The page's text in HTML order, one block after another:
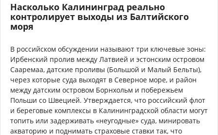
Насколько Калининград реально
контролирует выходы из Балтийского
моря
В российском обсуждении называют три ключевые зоны:
Ирбенский пролив между Латвией и эстонским островом
Сааремаа, датские проливы (Большой и Малый Бельты),
через которые суда выходят в Северное море, и район
между датским островом Борнхольм и побережьем
Польши со Швецией. Утверждается, что российский флот
и береговые комплексы в Калининградской области могут
топить или задерживать «неугодные» суда, минировать
акваторию и поднимать страховые ставки так, что